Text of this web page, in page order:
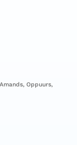
Oppuurs,